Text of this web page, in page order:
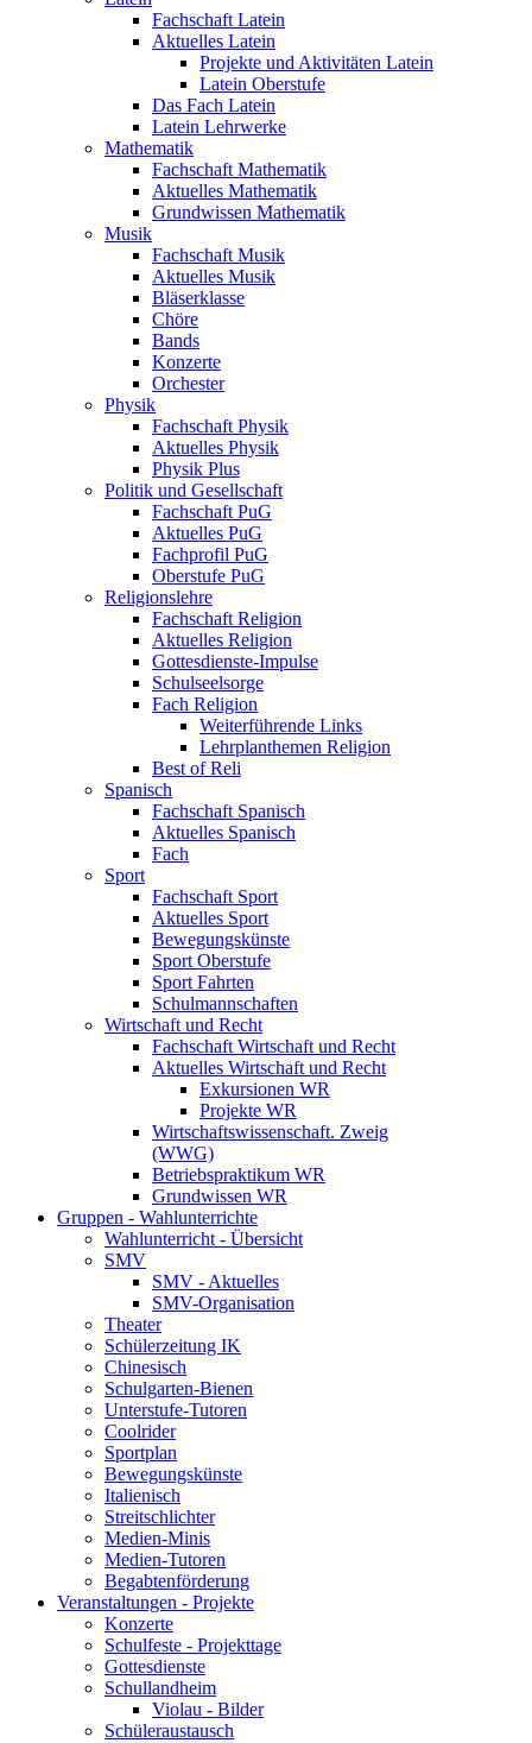
Fachschaft Latein
Aktuelles Latein
Projekte und Aktivitäten Latein
Latein Oberstufe
Das Fach Latein
Latein Lehrwerke
Mathematik
Fachschaft Mathematik
Aktuelles Mathematik
Grundwissen Mathematik
Musik
Fachschaft Musik
Aktuelles Musik
Bläserklasse
Chöre
Bands
Konzerte
Orchester
Physik
Fachschaft Physik
Aktuelles Physik
Physik Plus
Politik und Gesellschaft
Fachschaft PuG
Aktuelles PuG
Fachprofil PuG
Oberstufe PuG
Religionslehre
Fachschaft Religion
Aktuelles Religion
Gottesdienste-Impulse
Schulseelsorge
Fach Religion
Weiterführende Links
Lehrplanthemen Religion
Best of Reli
Spanisch
Fachschaft Spanisch
Aktuelles Spanisch
Fach
Sport
Fachschaft Sport
Aktuelles Sport
Bewegungskünste
Sport Oberstufe
Sport Fahrten
Schulmannschaften
Wirtschaft und Recht
Fachschaft Wirtschaft und Recht
Aktuelles Wirtschaft und Recht
Exkursionen WR
Projekte WR
Wirtschaftswissenschaft. Zweig
(WWG)
Betriebspraktikum WR
Grundwissen WR
Gruppen - Wahlunterrichte
Wahlunterricht - Übersicht
SMV
SMV - Aktuelles
SMV-Organisation
Theater
Schülerzeitung IK
Chinesisch
Schulgarten-Bienen
Unterstufe-Tutoren
Coolrider
Sportplan
Bewegungskünste
Italienisch
Streitschlichter
Medien-Minis
Medien-Tutoren
Begabtenförderung
Veranstaltungen - Projekte
Konzerte
Schulfeste - Projekttage
Gottesdienste
Schullandheim
Violau - Bilder
Schüleraustausch